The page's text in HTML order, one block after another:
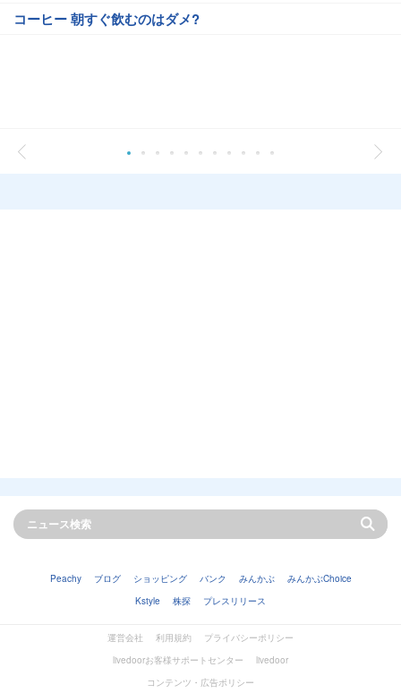
コーヒー 朝すぐ飲むのはダメ?
Peachy ブログ ショッピング バンク みんかぶ
みんかぶChoice
Kstyle
株探 プレスリリース
運営会社 利用規約
プライバシーポリシー
livedoorお客様サポートセンター
livedoor
コンテンツ・広告ポリシー